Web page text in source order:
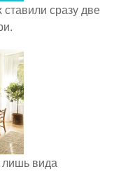
сразу две
лишь вида